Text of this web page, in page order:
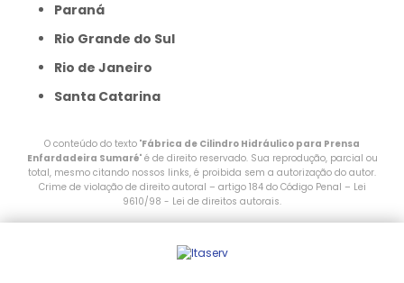
Paraná
Rio Grande do Sul
Rio de Janeiro
Santa Catarina
O conteúdo do texto "Fábrica de Cilindro Hidráulico para Prensa
Enfardadeira Sumaré" é de direito reservado. Sua reprodução, parcial ou
total, mesmo citando nossos links, é proibida sem a autorização do autor.
Crime de violação de direito autoral – artigo 184 do Código Penal – Lei
9610/98 - Lei de direitos autorais.